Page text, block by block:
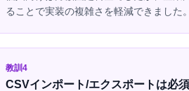
ることで実装の複雑さを軽減できました。
教訓4
CSVインポート/エクスポートは必